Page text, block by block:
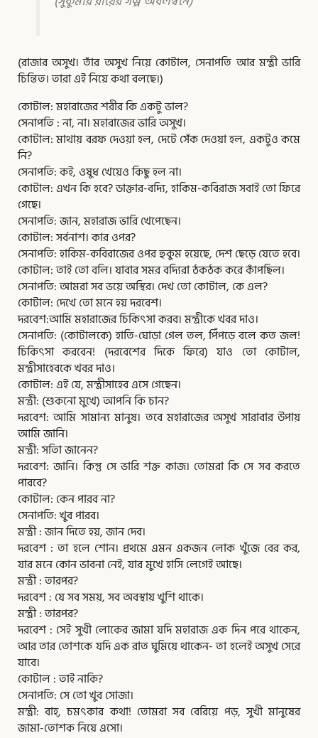
(রাজার অসুখ। তাঁর অসুখ নিয়ে কোটাল, সেনাপতি আর মন্ত্রী ভারি
চিন্তিত। তারা এই নিয়ে কথা বলছে।)
কোটাল: মহারাজের শরীর কি একটু ভাল?
সেনাপতি : না, না। মহারাজের ভারি অসুখ।
কোটাল: মাথায় বরফ দেওয়া হল, দেটে সেঁক দেওয়া হল, একটুও কমে
নি?
সেনাপতি: কই, ওষুধ খেয়েও কিছু হল না।
কোটাল: এখন কি হবে? ডাক্তার-বদ্যি, হাকিম-কবিরাজ সবাই তো ফিরে
গেছে।
সেনাপতি: জান, মহারাজ ভারি খেপেছেন।
কোটাল: সর্বনাশ। কার ওপর?
সেনাপতি: হাকিম-কবিরাজের ওপর হুকুম হয়েছে, দেশ ছেড়ে যেতে হবে।
কোটাল: তাই তো বলি। যাবার সমর বদ্যিরা ঠকঠক করে কাঁপছিল।
সেনাপতি: আমরা সব ভয়ে অস্থির। দেখ তো কোটাল, কে এল?
কোটাল: দেখে তো মনে হয় দরবেশ।
দরবেশ:আমি মহারাজের চিকিৎসা করব। মন্ত্রীকে খবর দাও।
সেনাপতি: (কোটালকে) হাতি-ঘোড়া গেল তল, পিঁপড়ে বলে কত জল!
চিকিৎসা করবেন! (দরবেশের দিকে ফিরে) যাও তো কোটাল,
মন্ত্রীসাহেবকে খবর দাও।
কোটাল: এই যে, মন্ত্রীসাহেব এসে গেছেন।
মন্ত্রী: (শুকনো মুখে) আপনি কি চান?
দরবেশ: আমি সামান্য মানুষ। তবে মহারাজের অসুখ সারাবার উপায়
আমি জানি।
মন্ত্রী: সতিা জানেন?
দরবেশ: জানি। কিন্তু সে ভারি শক্ত কাজ। তোমরা কি সে সব করতে
পারবে?
কোটাল: কেন পারব না?
সেনাপতি: খুব পারব।
মন্ত্রী : জান দিতে হয়, জান দেব।
দরবেশ : তা হলে শোন। প্রথমে এমন একজন লোক খুঁজে বের কর,
যার মনে কোন ভাবনা নেই, যার মুখে হাসি লেগেই আছে।
মন্ত্রী : তারপর?
দরবেশ : যে সব সময়, সব অবস্থায় খুশি থাকে।
মন্ত্রী : তারপর?
দরবেশ : সেই সুখী লোকের জামা যদি মহারাজ এক দিন পরে থাকেন,
আর তার তোশকে যদি এক রাত ঘুমিয়ে থাকেন- তা হলেই অসুখ সেরে
যাবে।
কোটাল : তাই নাকি?
সেনাপতি: সে তো খুব সোজা।
মন্ত্রী: বাহ্, চমৎকার কথা! তোমরা সব বেরিয়ে পড়, সুখী মানুষের
জামা-তোশক নিয়ে এসো।